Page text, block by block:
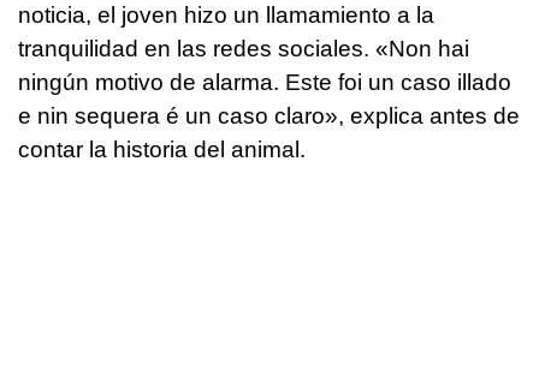
noticia, el joven hizo un llamamiento a la
tranquilidad en las redes sociales. «Non hai
ningún motivo de alarma. Este foi un caso illado
e nin sequera é un caso claro», explica antes de
contar la historia del animal.